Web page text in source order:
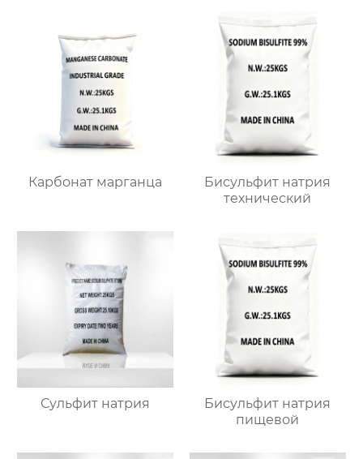
Карбонат марганца
Бисульфит натрия
технический
Сульфит натрия
Бисульфит натрия
пищевой